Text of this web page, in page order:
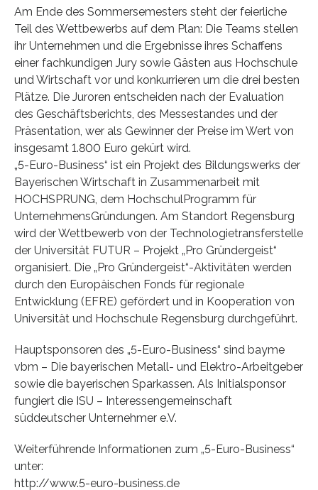
Am Ende des Sommersemesters steht der feierliche
Teil des Wettbewerbs auf dem Plan: Die Teams stellen
ihr Unternehmen und die Ergebnisse ihres Schaffens
einer fachkundigen Jury sowie Gästen aus Hochschule
und Wirtschaft vor und konkurrieren um die drei besten
Plätze. Die Juroren entscheiden nach der Evaluation
des Geschäftsberichts, des Messestandes und der
Präsentation, wer als Gewinner der Preise im Wert von
insgesamt 1.800 Euro gekürt wird.
„5-Euro-Business“ ist ein Projekt des Bildungswerks der
Bayerischen Wirtschaft in Zusammenarbeit mit
HOCHSPRUNG, dem HochschulProgramm für
UnternehmensGründungen. Am Standort Regensburg
wird der Wettbewerb von der Technologietransferstelle
der Universität FUTUR – Projekt „Pro Gründergeist“
organisiert. Die „Pro Gründergeist“-Aktivitäten werden
durch den Europäischen Fonds für regionale
Entwicklung (EFRE) gefördert und in Kooperation von
Universität und Hochschule Regensburg durchgeführt.
Hauptsponsoren des „5-Euro-Business“ sind bayme
vbm – Die bayerischen Metall- und Elektro-Arbeitgeber
sowie die bayerischen Sparkassen. Als Initialsponsor
fungiert die ISU – Interessengemeinschaft
süddeutscher Unternehmer e.V.
Weiterführende Informationen zum „5-Euro-Business“
unter:
http://www.5-euro-business.de